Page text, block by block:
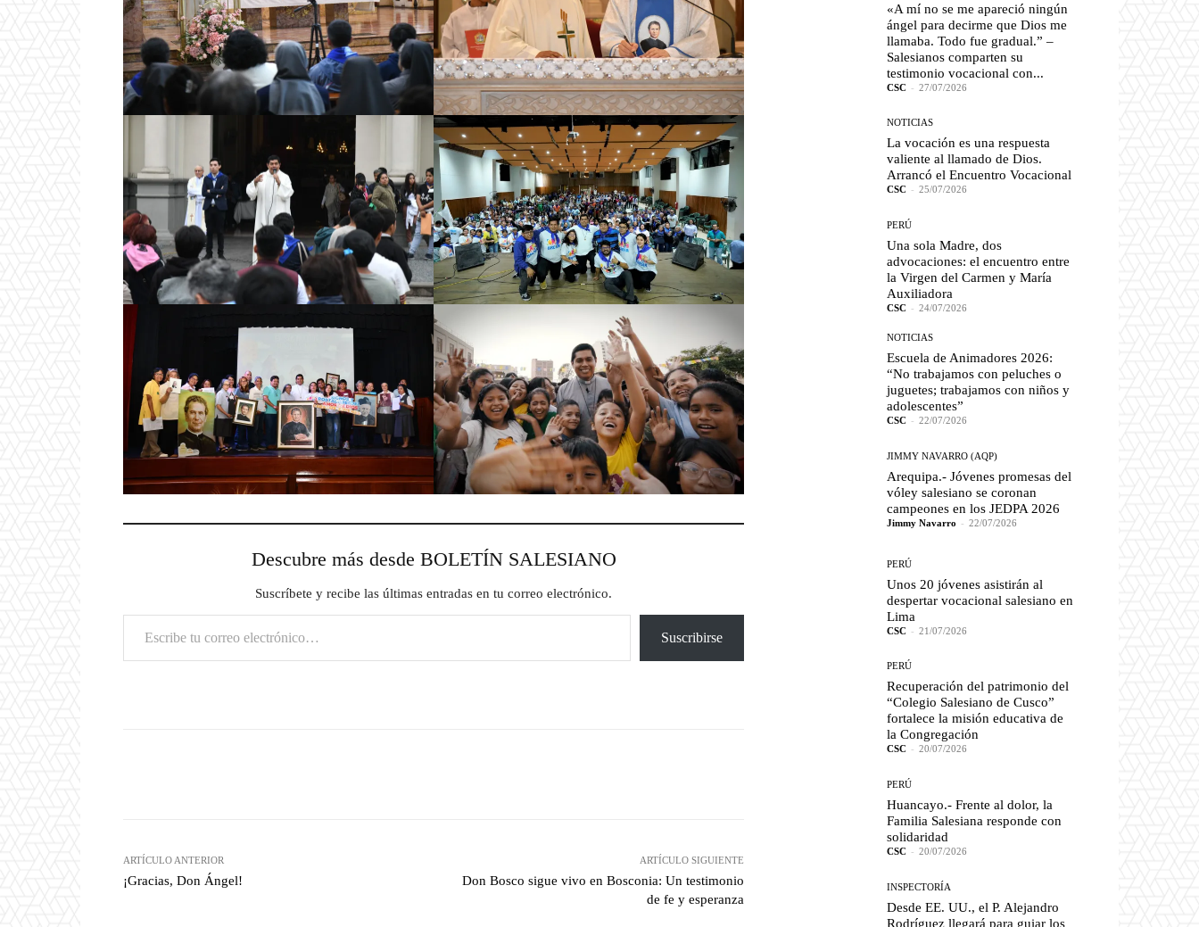
Descubre más desde BOLETÍN SALESIANO
Suscríbete y recibe las últimas entradas en tu correo electrónico.
Escribe tu correo electrónico…
Suscribirse
ARTÍCULO ANTERIOR
¡Gracias, Don Ángel!
ARTÍCULO SIGUIENTE
Don Bosco sigue vivo en Bosconia: Un testimonio
de fe y esperanza
«A mí no se me apareció ningún
ángel para decirme que Dios me
llamaba. Todo fue gradual.” –
Salesianos comparten su
testimonio vocacional con...
CSC - 27/07/2026
NOTICIAS
La vocación es una respuesta
valiente al llamado de Dios.
Arrancó el Encuentro Vocacional
CSC - 25/07/2026
PERÚ
Una sola Madre, dos
advocaciones: el encuentro entre
la Virgen del Carmen y María
Auxiliadora
CSC - 24/07/2026
NOTICIAS
Escuela de Animadores 2026:
“No trabajamos con peluches o
juguetes; trabajamos con niños y
adolescentes”
CSC - 22/07/2026
JIMMY NAVARRO (AQP)
Arequipa.- Jóvenes promesas del
vóley salesiano se coronan
campeones en los JEDPA 2026
Jimmy Navarro - 22/07/2026
PERÚ
Unos 20 jóvenes asistirán al
despertar vocacional salesiano en
Lima
CSC - 21/07/2026
PERÚ
Recuperación del patrimonio del
“Colegio Salesiano de Cusco”
fortalece la misión educativa de
la Congregación
CSC - 20/07/2026
PERÚ
Huancayo.- Frente al dolor, la
Familia Salesiana responde con
solidaridad
CSC - 20/07/2026
INSPECTORÍA
Desde EE. UU., el P. Alejandro
Rodríguez llegará para guiar los